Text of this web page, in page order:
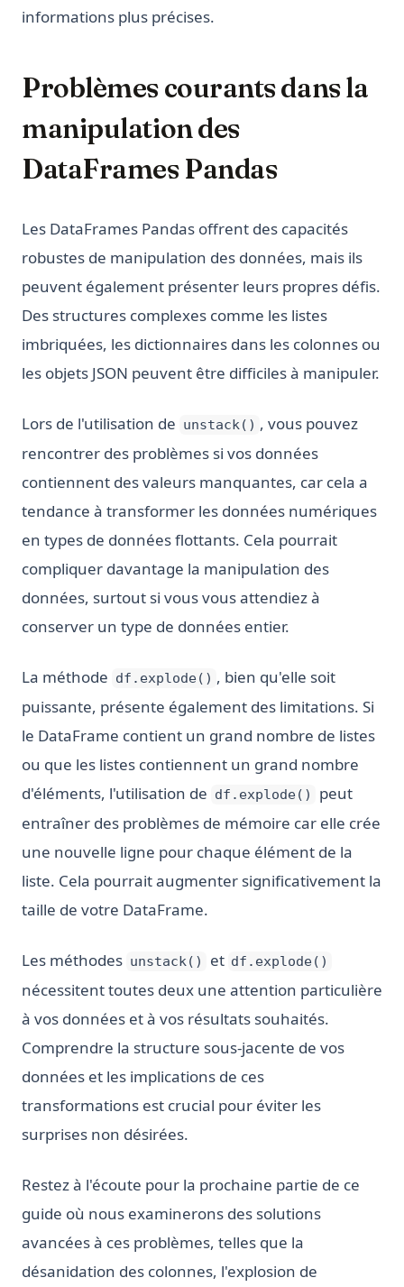
informations plus précises.
Problèmes courants dans la
manipulation des
DataFrames Pandas
Les DataFrames Pandas offrent des capacités
robustes de manipulation des données, mais ils
peuvent également présenter leurs propres défis.
Des structures complexes comme les listes
imbriquées, les dictionnaires dans les colonnes ou
les objets JSON peuvent être difficiles à manipuler.
Lors de l'utilisation de unstack() , vous pouvez
rencontrer des problèmes si vos données
contiennent des valeurs manquantes, car cela a
tendance à transformer les données numériques
en types de données flottants. Cela pourrait
compliquer davantage la manipulation des
données, surtout si vous vous attendiez à
conserver un type de données entier.
La méthode df.explode() , bien qu'elle soit
puissante, présente également des limitations. Si
le DataFrame contient un grand nombre de listes
ou que les listes contiennent un grand nombre
d'éléments, l'utilisation de df.explode()
peut
entraîner des problèmes de mémoire car elle crée
une nouvelle ligne pour chaque élément de la
liste. Cela pourrait augmenter significativement la
taille de votre DataFrame.
Les méthodes unstack() et df.explode()
nécessitent toutes deux une attention particulière
à vos données et à vos résultats souhaités.
Comprendre la structure sous-jacente de vos
données et les implications de ces
transformations est crucial pour éviter les
surprises non désirées.
Restez à l'écoute pour la prochaine partie de ce
guide où nous examinerons des solutions
avancées à ces problèmes, telles que la
désanidation des colonnes, l'explosion de